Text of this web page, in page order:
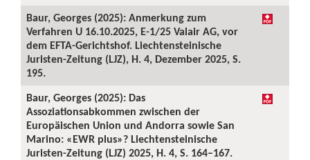
Baur, Georges (2025): Anmerkung zum
Verfahren U 16.10.2025, E-1/25 Valair AG, vor
dem EFTA-Gerichtshof. Liechtensteinische
Juristen-Zeitung (LJZ), H. 4, Dezember 2025, S.
195.
Baur, Georges (2025): Das
Assoziationsabkommen zwischen der
Europäischen Union und Andorra sowie San
Marino: «EWR plus»? Liechtensteinische
Juristen-Zeitung (LJZ) 2025, H. 4, S. 164–167.